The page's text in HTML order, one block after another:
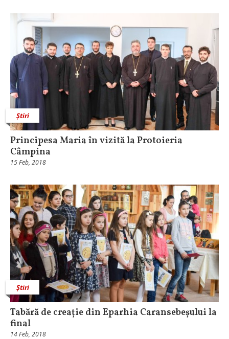
Știri
Principesa Maria în vizită la Protoieria
Câmpina
15 Feb, 2018
Știri
Tabără de creație din Eparhia Caransebeșului la
final
14 Feb, 2018